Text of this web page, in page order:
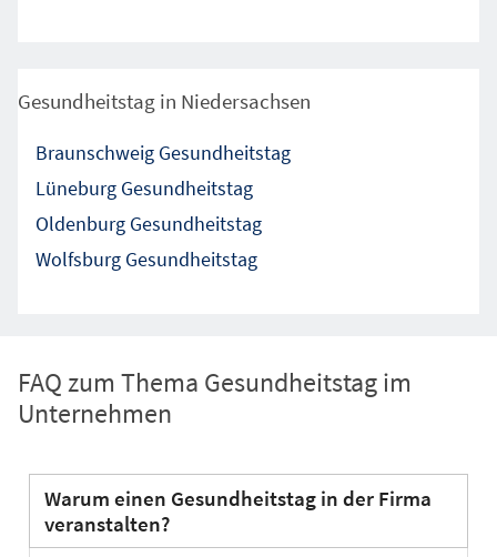
Gesundheitstag in Niedersachsen
Braunschweig Gesundheitstag
Lüneburg Gesundheitstag
Oldenburg Gesundheitstag
Wolfsburg Gesundheitstag
FAQ zum Thema Gesundheitstag im
Unternehmen
Warum einen Gesundheitstag in der Firma
veranstalten?